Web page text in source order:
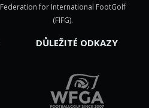
Federation for International FootGolf
(FIFG).
DŮLEŽITÉ ODKAZY